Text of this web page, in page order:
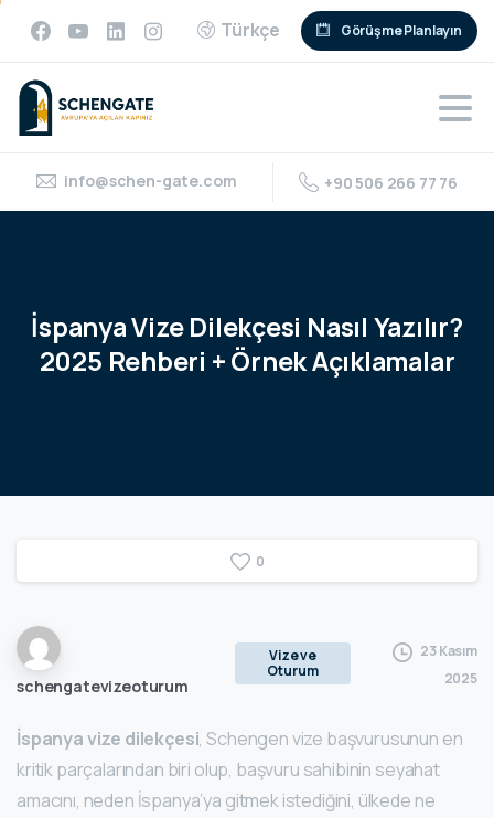
Türkçe Görüşme Planlayın
info@schen-gate.com +90 506 266 77 76
İspanyaVize Dilekçesi Nasıl Yazılır?
2025 Rehberi +ÖrnekAçıklamalar
0
schengatevizeoturum
Vize ve
Oturum
23 Kasım
2025
İspanya vize dilekçesi, Schengen vize başvurusunun en
kritik parçalarından biri olup, başvuru sahibinin seyahat
amacını, neden İspanya’ya gitmek istediğini, ülkede ne